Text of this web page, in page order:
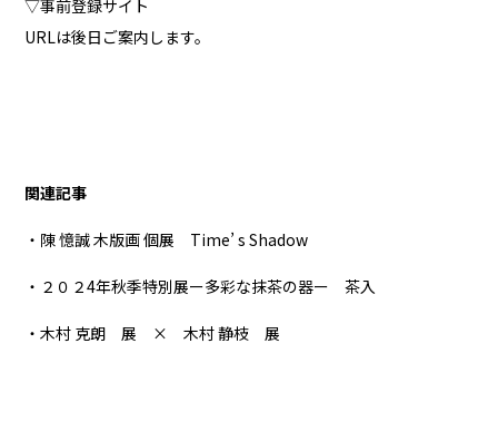
▽事前登録サイト
URLは後日ご案内します。
関連記事
・陳 憶誠 木版画 個展 Time’ s Shadow
・２０２4年秋季特別展ー多彩な抹茶の器ー 茶入
・木村 克朗 展 × 木村 静枝 展